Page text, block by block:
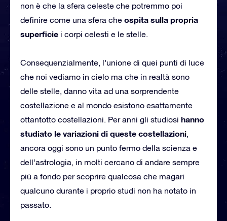
non è che la sfera celeste che potremmo poi
definire come una sfera che ospita sulla propria
superficie i corpi celesti e le stelle.
Consequenzialmente, l’unione di quei punti di luce
che noi vediamo in cielo ma che in realtà sono
delle stelle, danno vita ad una sorprendente
costellazione e al mondo esistono esattamente
ottantotto costellazioni. Per anni gli studiosi hanno
studiato le variazioni di queste costellazioni,
ancora oggi sono un punto fermo della scienza e
dell’astrologia, in molti cercano di andare sempre
più a fondo per scoprire qualcosa che magari
qualcuno durante i proprio studi non ha notato in
passato.